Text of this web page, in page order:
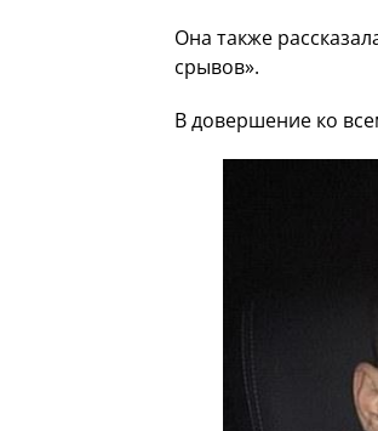
Она также
срывов».
В довершение ко